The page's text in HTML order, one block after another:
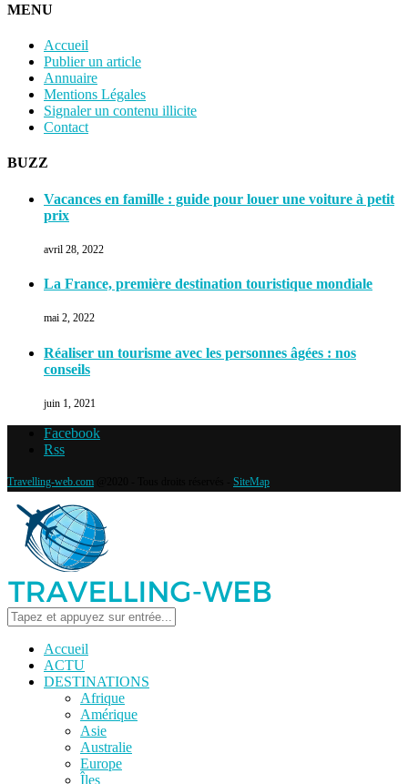
MENU
Accueil
Publier un article
Annuaire
Mentions Légales
Signaler un contenu illicite
Contact
BUZZ
Vacances en famille : guide pour louer une voiture à petit
prix
avril 28, 2022
La France, première destination touristique mondiale
mai 2, 2022
Réaliser un tourisme avec les personnes âgées : nos
conseils
juin 1, 2021
Facebook
Rss
Travelling-web.com SiteMap
Accueil
ACTU
DESTINATIONS
Afrique
Amérique
Asie
Australie
Europe
Îles